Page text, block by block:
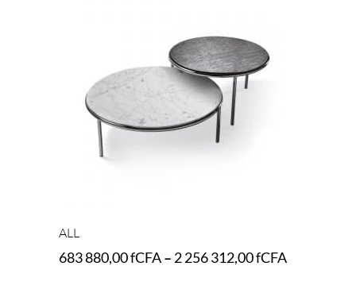
ALL
683 880,00fCFA– 2 256 312,00fCFA